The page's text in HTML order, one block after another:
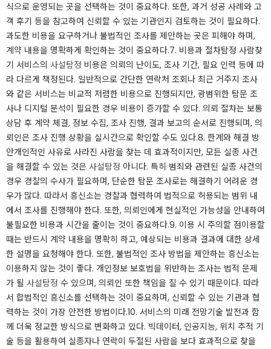
식으로 운영되는 곳을 선택하는 것이 중요하다. 또한, 과거 성공 사례와 고
객 후기 등을 참고하여 신뢰할 수 있는 기관인지 검토하는 것이 필요하다.
과도한 비용을 요구하거나 불법적인 조사를 제안하는 곳은 피해야 하며,
계약 내용을 명확하게 확인하는 것이 중요하다.​7. 비용과 절차탐정 사람찾
기 서비스의 사설탐정 비용은 의뢰의 난이도, 조사 기간, 필요 인력 등에 따
라 다르게 책정된다. 일반적으로 간단한 연락처 조회나 최근 거주지 조사
와 같은 서비스는 비교적 저렴한 비용으로 진행되지만, 광범위한 탐문 조
사나 디지털 분석이 필요한 경우 비용이 증가할 수 있다. 의뢰 절차는 보통
상담 후 계약 체결, 정보 수집, 조사 진행, 결과 보고의 순서로 진행되며, 의
뢰인은 조사 진행 상황을 실시간으로 확인할 수도 있다.​8. 한계와 해결 방
안개인적인 사유로 사라진 사람을 찾는 데 효과적이지만, 모든 실종 사건
을 해결할 수 있는 것은 사설탐정 아니다. 특히 범죄와 관련된 실종 사건의
경우 경찰의 수사가 필요하며, 단순한 탐문 조사로는 해결하기 어려운 경
우가 많다. 따라서 흥신소는 경찰과 협력하여 법적으로 허용되는 범위 내
에서 조사를 진행해야 한다. 또한, 의뢰인에게 현실적인 가능성을 안내하여
불필요한 비용과 시간을 줄이는 것이 중요하다.​9. 이용 시 주의할 점이용할
때는 반드시 계약 내용을 명확히 하고, 예상되는 비용과 결과에 대한 상세
한 설명을 요청해야 한다. 또한, 불법적인 조사 방법을 제안하는 흥신소는
이용하지 않는 것이 좋다. 개인정보 보호법을 위반하는 조사는 법적 문제
가 될 사설탐정 수 있으며, 의뢰인 또한 책임을 질 수 있기 때문이다. 따라
서 합법적인 흥신소를 선택하는 것이 중요하며, 신뢰할 수 있는 기관과 협
력하는 것이 가장 안전한 방법이다.​10. 서비스의 미래 전망기술 발전과 함
께 더욱 정교한 방식으로 변화하고 있다. 빅데이터, 인공지능, 위치 추적 기
술 등을 활용하여 실종자나 연락이 두절된 사람을 보다 효과적으로 찾을